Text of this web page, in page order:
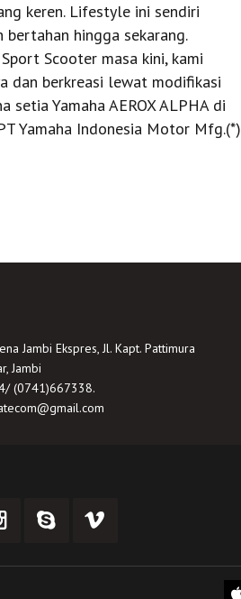
keren. Lifestyle ini sendiri
hingga sekarang.
Scooter masa kini, kami
dan berkreasi lewat modifikasi
Yamaha AEROX ALPHA di
Yamaha Indonesia Motor Mfg.(*)
Jambi Ekspres, Jl. Kapt. Pattimura
Jambi
(0741)667338.